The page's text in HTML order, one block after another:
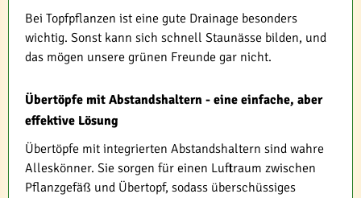
Bei Topfpflanzen ist eine gute Drainage besonders
wichtig. Sonst kann sich schnell Staunässe bilden, und
das mögen unsere grünen Freunde gar nicht.
Übertöpfe mit Abstandshaltern - eine einfache, aber
effektive Lösung
Übertöpfe mit integrierten Abstandshaltern sind wahre
Alleskönner. Sie sorgen für einen Luftraum zwischen
Pflanzgefäß und Übertopf, sodass überschüssiges